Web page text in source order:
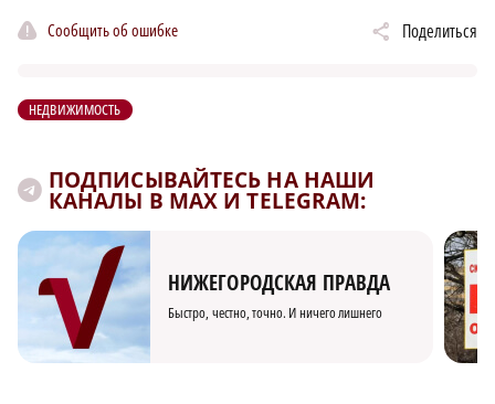
Сообщить об ошибке Поделиться
НЕДВИЖИМОСТЬ
ПОДПИСЫВАЙТЕСЬ НА НАШИ
КАНАЛЫ В MAX И TELEGRAM:
НИЖЕГОРОДСКАЯ ПРАВДА
Быстро, честно, точно. И ничего лишнего